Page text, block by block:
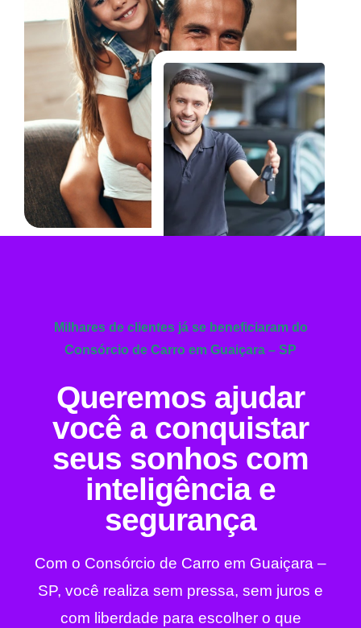
Milhares de clientes já se beneficiaram do
Consórcio de Carro em Guaiçara – SP
Queremos ajudar
você a conquistar
seus sonhos com
inteligência e
segurança
Com o Consórcio de Carro em Guaiçara –
SP, você realiza sem pressa, sem juros e
com liberdade para escolher o que